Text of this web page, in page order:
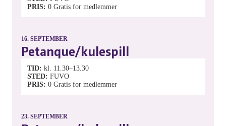
PRIS 0 Gratis for medlemmer
16. SEPTEMBER
Petanque/kulespill
TID kl. 11.30–13.30
STED FUVO
PRIS 0 Gratis for medlemmer
23. SEPTEMBER